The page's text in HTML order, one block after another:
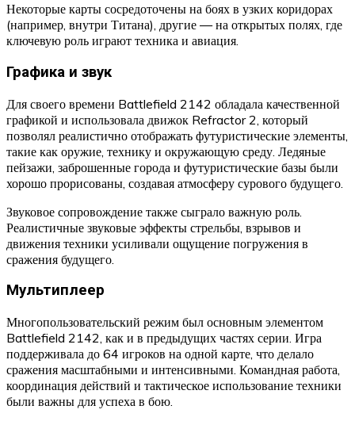
Некоторые карты сосредоточены на боях в узких коридорах
(например, внутри Титана), другие — на открытых полях, где
ключевую роль играют техника и авиация.
Графика и звук
Для своего времени Battlefield 2142 обладала качественной
графикой и использовала движок Refractor 2, который
позволял реалистично отображать футуристические элементы,
такие как оружие, технику и окружающую среду. Ледяные
пейзажи, заброшенные города и футуристические базы были
хорошо прорисованы, создавая атмосферу сурового будущего.
Звуковое сопровождение также сыграло важную роль.
Реалистичные звуковые эффекты стрельбы, взрывов и
движения техники усиливали ощущение погружения в
сражения будущего.
Мультиплеер
Многопользовательский режим был основным элементом
Battlefield 2142, как и в предыдущих частях серии. Игра
поддерживала до 64 игроков на одной карте, что делало
сражения масштабными и интенсивными. Командная работа,
координация действий и тактическое использование техники
были важны для успеха в бою.